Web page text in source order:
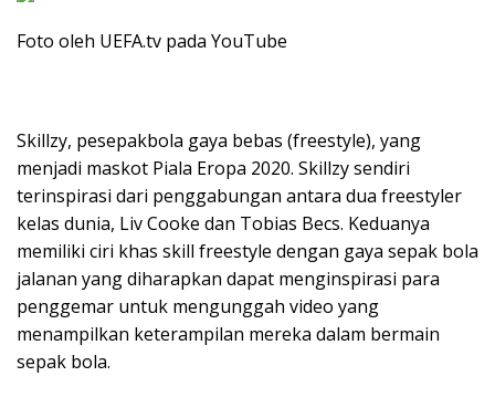
Foto oleh UEFA.tv pada YouTube
Skillzy, pesepakbola gaya bebas (freestyle), yang
menjadi maskot Piala Eropa 2020. Skillzy sendiri
terinspirasi dari penggabungan antara dua freestyler
kelas dunia, Liv Cooke dan Tobias Becs. Keduanya
memiliki ciri khas skill freestyle dengan gaya sepak bola
jalanan yang diharapkan dapat menginspirasi para
penggemar untuk mengunggah video yang
menampilkan keterampilan mereka dalam bermain
sepak bola.